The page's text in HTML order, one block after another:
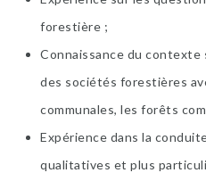
forestière ;
Connaissance du
des sociétés forestières
communales, les forêts
Expérience dans la
qualitatives et plus